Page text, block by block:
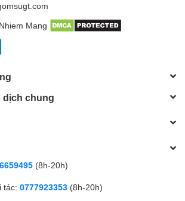
dịch chung
(8h-20h)
tác: 0777923353 (8h-20h)